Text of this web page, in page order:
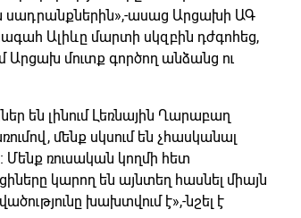
սադրանքներին»,-ասաց Արցախի ԱԳ
Ալիևը մարտի սկզբին դժգոհեց,
Արցախ մուտք գործող անձանց ու
են լինում Լեռնային Ղարաբաղ
մենք սկսում են չհասկանալ
Մենք ռուսական կողմի հետ
կարող են այնտեղ հասնել միայն
խախտվում է»,-նշել է